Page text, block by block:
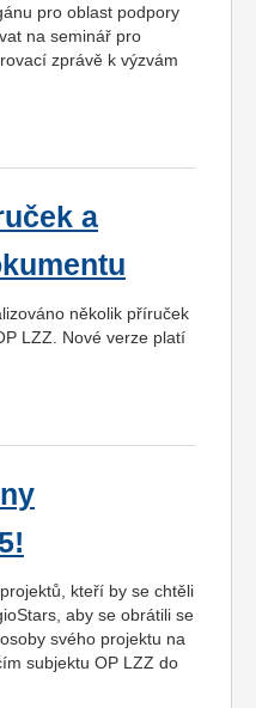
pro oblast podpory
na seminář pro
zprávě k výzvám
a
několik příruček
LZZ. Nové verze platí
kteří by se chtěli
aby se obrátili se
svého projektu na
subjektu OP LZZ do